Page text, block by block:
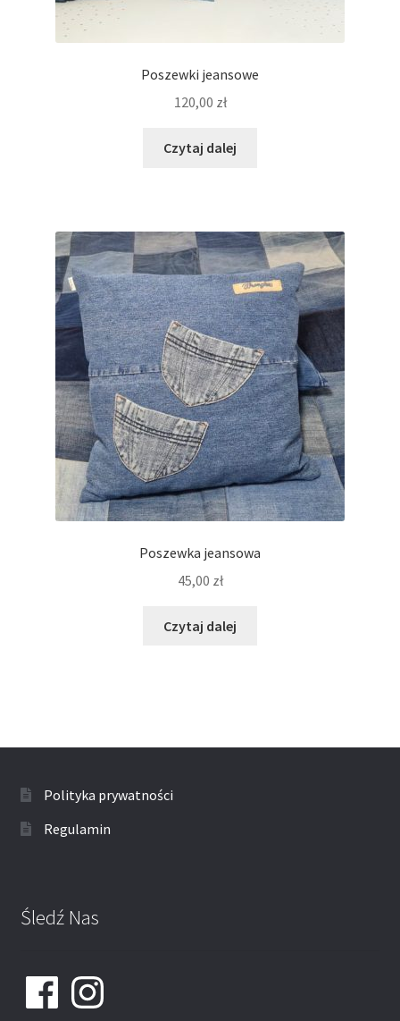
Poszewki jeansowe
120,00 zł
Czytaj dalej
Poszewka jeansowa
45,00 zł
Czytaj dalej
Polityka prywatności
Regulamin
Śledź Nas
FacebookInstagram